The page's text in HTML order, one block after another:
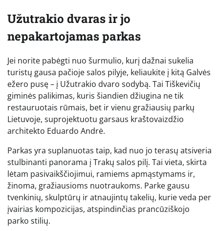
Užutrakio dvaras ir jo
nepakartojamas parkas
Jei norite pabėgti nuo šurmulio, kurį dažnai sukelia
turistų gausa pačioje salos pilyje, keliaukite į kitą Galvės
ežero pusę – į Užutrakio dvaro sodybą. Tai Tiškevičių
giminės palikimas, kuris šiandien džiugina ne tik
restauruotais rūmais, bet ir vienu gražiausių parkų
Lietuvoje, suprojektuotu garsaus kraštovaizdžio
architekto Eduardo Andrė.
Parkas yra suplanuotas taip, kad nuo jo terasų atsiveria
stulbinanti panorama į Trakų salos pilį. Tai vieta, skirta
lėtam pasivaikščiojimui, ramiems apmąstymams ir,
žinoma, gražiausioms nuotraukoms. Parke gausu
tvenkinių, skulptūrų ir atnaujintų takelių, kurie veda per
įvairias kompozicijas, atspindinčias prancūziškojo
parko stilių.